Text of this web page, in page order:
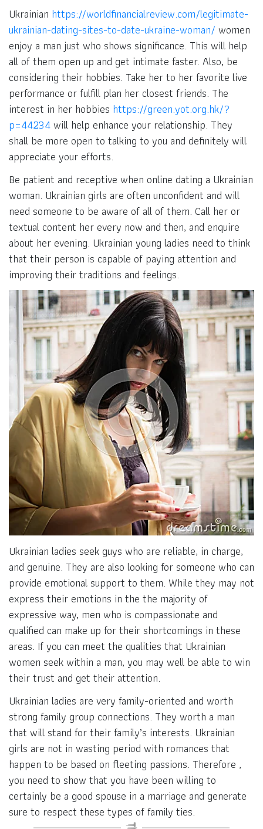
Ukrainian https://worldfinancialreview.com/legitimate-
ukrainian-dating-sites-to-date-ukraine-woman/ women
enjoy a man just who shows significance. This will help
all of them open up and get intimate faster. Also, be
considering their hobbies. Take her to her favorite live
performance or fulfill plan her closest friends. The
interest in her hobbies https://green.yot.org.hk/?
p=44234will help enhance your relationship. They
shall be more open to talking to you and definitely will
appreciate your efforts.
Be patient and receptive when online dating a Ukrainian
woman. Ukrainian girls are often unconfident and will
need someone to be aware of all of them. Call her or
textual content her every now and then, and enquire
about her evening. Ukrainian young ladies need to think
that their person is capable of paying attention and
improving their traditions and feelings.
Ukrainian ladies seek guys who are reliable, in charge,
and genuine. They are also looking for someone who can
provide emotional support to them. While they may not
express their emotions in the the majority of
expressive way, men who is compassionate and
qualified can make up for their shortcomings in these
areas. If you can meet the qualities that Ukrainian
women seek within a man, you may well be able to win
their trust and get their attention.
Ukrainian ladies are very family-oriented and worth
strong family group connections. They worth a man
that will stand for their family’s interests. Ukrainian
girls are not in wasting period with romances that
happen to be based on fleeting passions. Therefore ,
you need to show that you have been willing to
certainly be a good spouse in a marriage and generate
sure to respect these types of family ties.